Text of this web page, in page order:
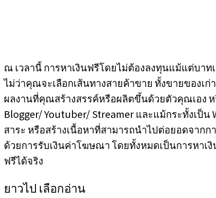
ณ เวลานี้ การหาเงินฟรีโดยไม่ต้องลงทุนแม้แต่บาท
ไม่ว่าคุณจะเลือกเส้นทางสายค้าขาย ทั้งขายของเก่
ผลงานที่คุณสร้างสรรค์หรือผลิตขึ้นด้วยตัวคุณเอง ห
Blogger/ Youtuber/ Streamer และแม้กระทั้งเป็
สาระ หรือสร้างเนื้อหาที่สามารถนำไปต่อยอดจากก
ด้วยการรับเงินค่าโฆษณา โดยทั้งหมดเป็นการหาเ
ฟรีได้จริง
ยาวไป เลือกอ่าน